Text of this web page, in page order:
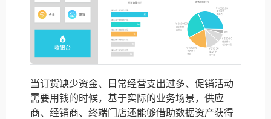
当订货缺少资金、日常经营支出过多、促销活动
需要用钱的时候，基于实际的业务场景，供应
商、经销商、终端门店还能够借助数据资产获得